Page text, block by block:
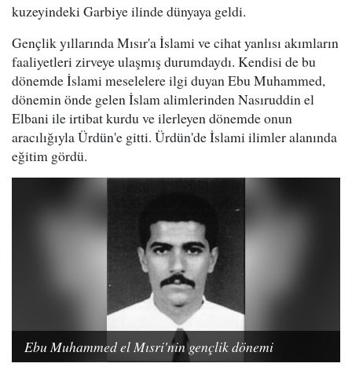
kuzeyindeki Garbiye ilinde dünyaya geldi.
Gençlik yıllarında Mısır'a İslami ve cihat yanlısı akımların
faaliyetleri zirveye ulaşmış durumdaydı. Kendisi de bu
dönemde İslami meselelere ilgi duyan Ebu Muhammed,
dönemin önde gelen İslam alimlerinden Nasıruddin el
Elbani ile irtibat kurdu ve ilerleyen dönemde onun
aracılığıyla Ürdün'e gitti. Ürdün'de İslami ilimler alanında
eğitim gördü.
Ebu Muhammed el Mısri'nin gençlik dönemi